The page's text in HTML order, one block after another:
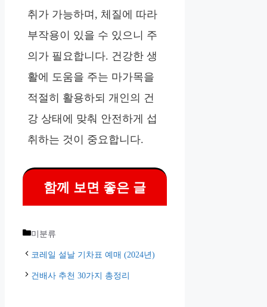
취가 가능하며, 체질에 따라
부작용이 있을 수 있으니 주
의가 필요합니다. 건강한 생
활에 도움을 주는 마가목을
적절히 활용하되 개인의 건
강 상태에 맞춰 안전하게 섭
취하는 것이 중요합니다.
함께 보면 좋은 글
카
테
고
미분류
코레일 설날 기차표 예매 (2024년)
건배사 추천 30가지 총정리